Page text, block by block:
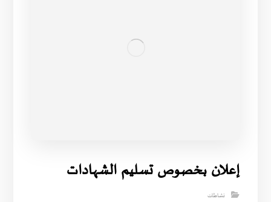
إعلان بخصوص تسليم الشهادات
نشاطات